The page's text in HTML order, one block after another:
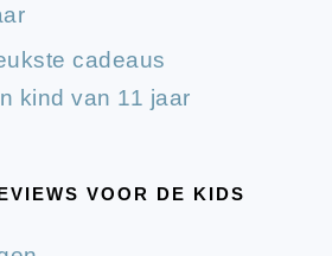
cadeaus
kind van 11 jaar
VOOR DE KIDS